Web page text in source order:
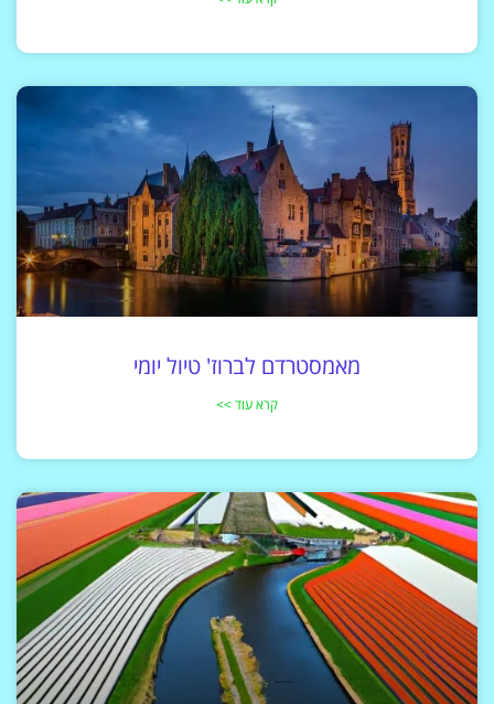
מאמסטרדם לברוז' טיול יומי
קרא עוד >>